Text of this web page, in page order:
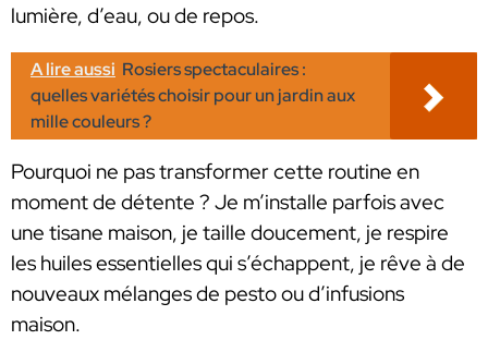
lumière, d’eau, ou de repos.
A lire aussi Rosiers spectaculaires :
quelles variétés choisir pour un jardin aux
mille couleurs ?
Pourquoi ne pas transformer cette routine en
moment de détente ? Je m’installe parfois avec
une tisane maison, je taille doucement, je respire
les huiles essentielles qui s’échappent, je rêve à de
nouveaux mélanges de pesto ou d’infusions
maison.